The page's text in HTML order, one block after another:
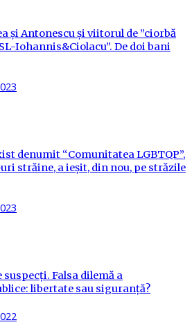
și Antonescu și viitorul de ”ciorbă
Iohannis&Ciolacu”. De doi bani
denumit “Comunitatea LGBTQP”,
străine, a ieșit, din nou, pe străzile
suspecți. Falsa dilemă a
libertate sau siguranță?